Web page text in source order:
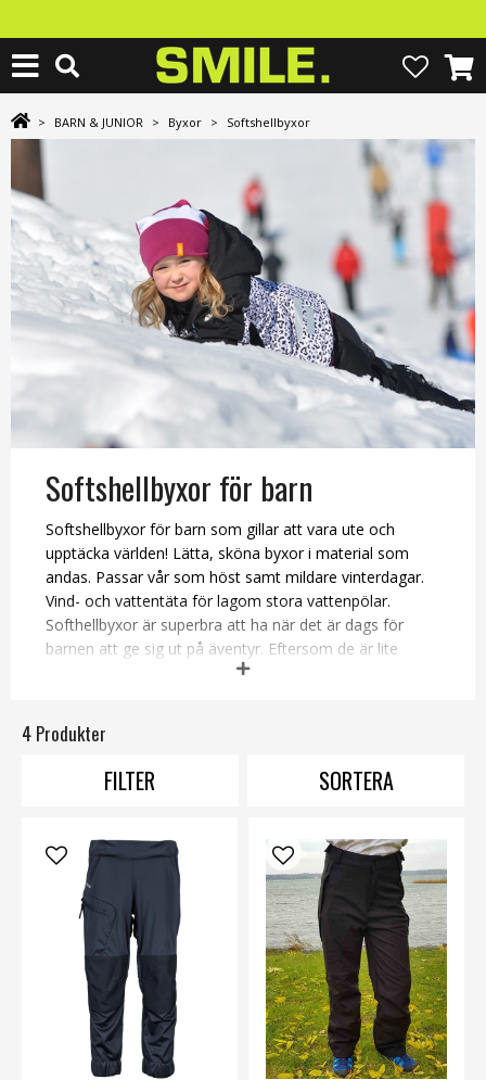
> BARN & JUNIOR > Byxor > Softshellbyxor
Softshellbyxor för barn
Softshellbyxor för barn som gillar att vara ute och
upptäcka världen! Lätta, sköna byxor i material som
andas. Passar vår som höst samt mildare vinterdagar.
Vind- och vattentäta för lagom stora vattenpölar.
Softhellbyxor är superbra att ha när det är dags för
barnen att ge sig ut på äventyr. Eftersom de är lite
stretchiga så bjuder de på extra rörelsefrihet vilket
du söker? Passa på att köpa dem på stört online här
hos oss! Eller kom in i vår butik i Åkersberga om du har
vägarna förbi!
4 Produkter
FILTER SORTERA